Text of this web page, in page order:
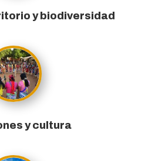
y biodiversidad
y cultura